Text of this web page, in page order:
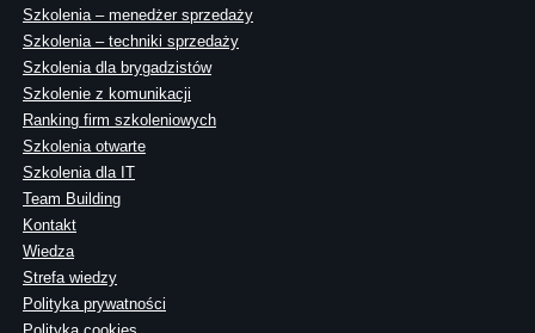
Szkolenia – menedżer sprzedaży
Szkolenia – techniki sprzedaży
Szkolenia dla brygadzistów
Szkolenie z komunikacji
Ranking firm szkoleniowych
Szkolenia otwarte
Szkolenia dla IT
Team Building
Kontakt
Wiedza
Strefa wiedzy
Polityka prywatności